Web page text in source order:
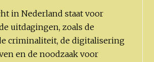
in Nederland staat voor
uitdagingen, zoals de
criminaliteit, de digitalisering
en de noodzaak voor